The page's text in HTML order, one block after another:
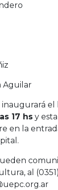
Aguilar
inaugurará
17 hs y
en la
al (0351)